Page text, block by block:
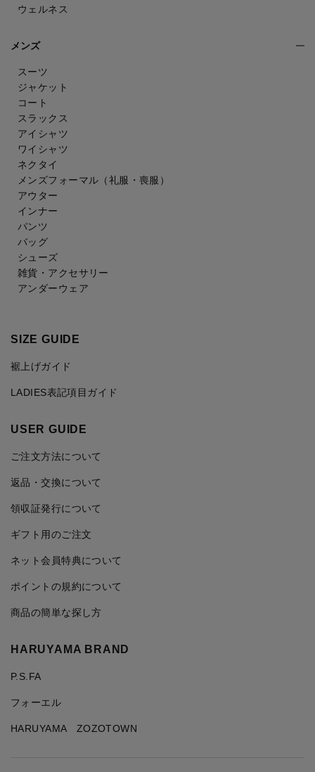
ウェルネス
メンズ
スーツ
ジャケット
コート
スラックス
アイシャツ
ワイシャツ
ネクタイ
メンズフォーマル （礼服・喪服）
アウター
インナー
パンツ
バッグ
シューズ
雑貨・アクセサリー
アンダーウェア
SIZE GUIDE
裾上げガイド
LADIES表記項目ガイド
USER GUIDE
ご注文方法について
返品・交換について
領収証発行について
ギフト用のご注文
ネット会員特典について
ポイントの規約について
商品の簡単な探し方
HARUYAMA BRAND
P.S.FA
フォーエル
HARUYAMA ZOZOTOWN